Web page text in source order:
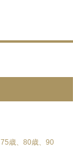
歳、80歳、90